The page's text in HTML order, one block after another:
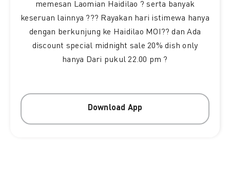
memesan Laomian Haidilao ? serta banyak
keseruan lainnya ?‍?? Rayakan hari istimewa hanya
dengan berkunjung ke Haidilao MOI?? dan Ada
discount special midnight sale 20% dish only
hanya Dari pukul 22.00 pm ?
Download App